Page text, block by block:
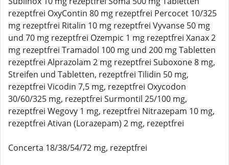
rezeptfrei OxyContin 80 mg rezeptfrei Percocet 10/325
mg rezeptfrei Ritalin 10 mg rezeptfrei Vyvanse 50 mg
und 70 mg rezeptfrei Ozempic 1 mg rezeptfrei Xanax 2
mg rezeptfrei Tramadol 100 mg und 200 mg Tabletten
rezeptfrei Alprazolam 2 mg rezeptfrei Suboxone 8 mg,
Streifen und Tabletten, rezeptfrei Tilidin 50 mg,
rezeptfrei Vicodin 7,5 mg, rezeptfrei Oxycodon
30/60/325 mg, rezeptfrei Surmontil 25/100 mg,
rezeptfrei Wegovy 1 mg, rezeptfrei Nitrazepam 10 mg,
rezeptfrei Ativan (Lorazepam) 2 mg, rezeptfrei
Concerta 18/38/54/72 mg, rezeptfrei